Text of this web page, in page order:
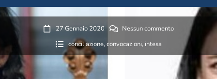
27 Gennaio 2020
Nessun commento
conciliazione,convocazioni, intesa